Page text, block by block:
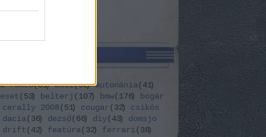
romeo(31) audi(62) autonánia(41)
(53) belterj (107) bmw(176)
bogár
cerally 2008(51) cougar(32)
csikós
dacia(36) dezső(66) diy(43)
domsjo
drift(42) featúra(32) ferrari(38)